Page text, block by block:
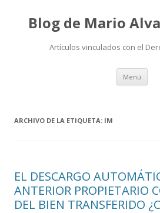
Blog de Mario
Artículos vinculados con el
Menú Ir
ARCHIVO DE LA ETIQUETA: IM
EL DESCARGO
ANTERIOR PROPIETARIO
DEL BIEN TRANSFERIDO